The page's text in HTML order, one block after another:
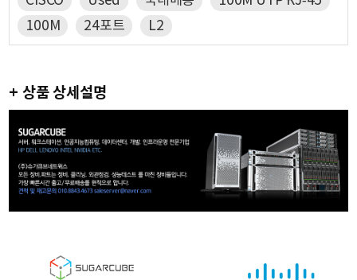
100M
24포트 L2
+ 상품 상세설명